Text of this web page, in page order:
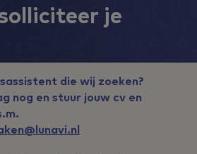
je
die wij zoeken?
nog en stuur jouw cv en